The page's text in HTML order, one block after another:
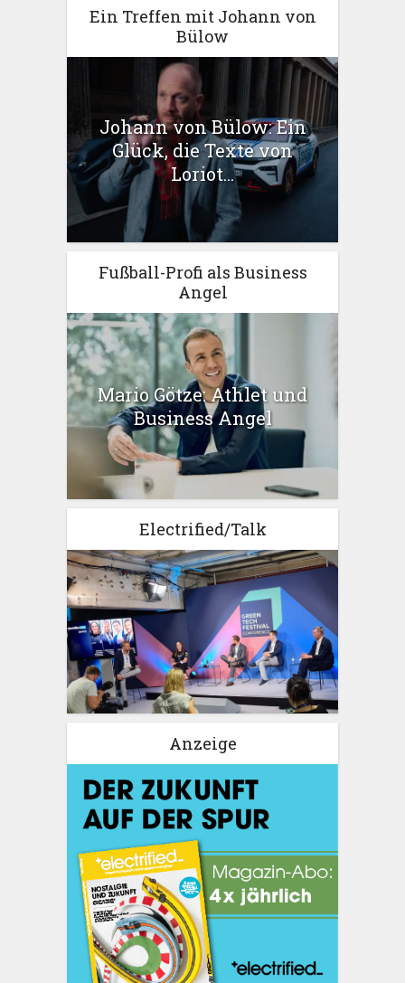
Ein Treffen mit Johann von
Bülow
Johann von Bülow: Ein
Glück, die Texte von
Loriot...
Fußball-Profi als Business
Angel
Mario Götze: Athlet und
Business Angel
Electrified/Talk
Anzeige